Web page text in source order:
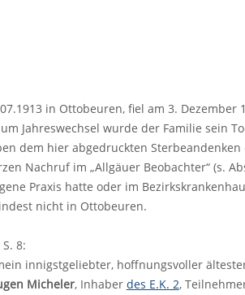
in Ottobeuren, fiel am 3. Dezember
Jahreswechsel wurde der Familie sein
dem hier abgedruckten
Nachruf im „Allgäuer Beobachter“ (s.
Praxis hatte oder im
nicht in Ottobeuren.
8:
innigstgeliebter, hoffnungsvoller
Micheler, Inhaber des E.K. 2,